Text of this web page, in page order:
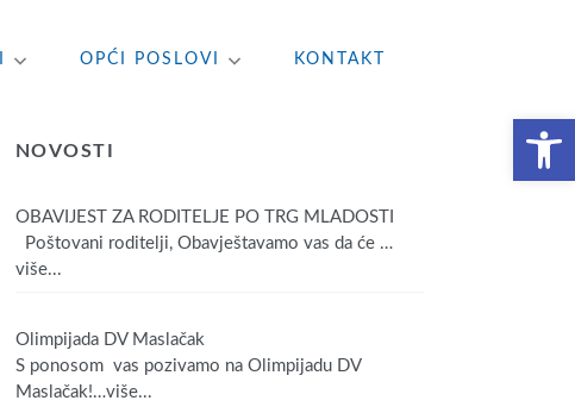
Open toolbar
OPĆI POSLOVI KONTAKT
NOVOSTI
OBAVIJEST ZA RODITELJE PO TRG MLADOSTI
Poštovani roditelji, Obavještavamo vas da će …
više...
Olimpijada DV Maslačak
S ponosom vas pozivamo na Olimpijadu DV
Maslačak!…više...